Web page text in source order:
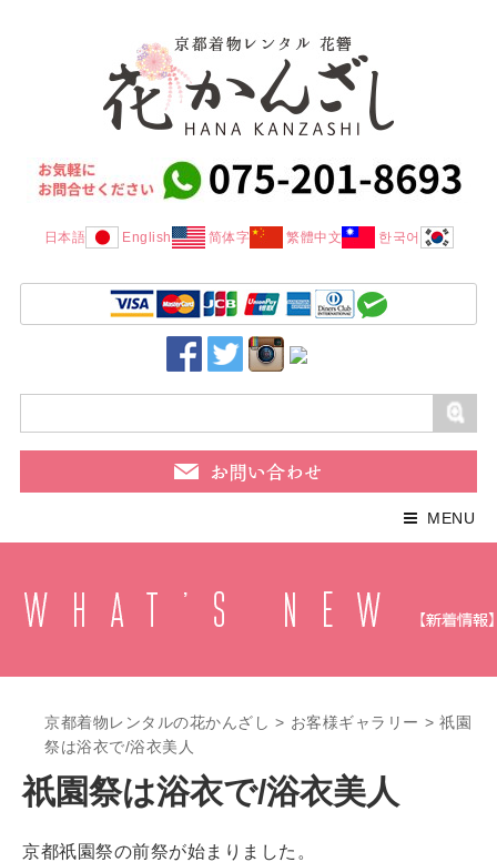
日本語 English 简体字 繁體中文 한국어
MENU
京都着物レンタルの花かんざし > お客様ギャラリー > 祇園
祭は浴衣で/浴衣美人
祇園祭は浴衣で/浴衣美人
京都祇園祭の前祭が始まりました。